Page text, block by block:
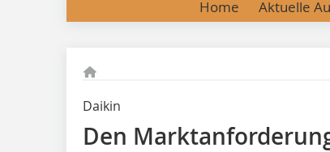
Home Aktuelle
Daikin
Den